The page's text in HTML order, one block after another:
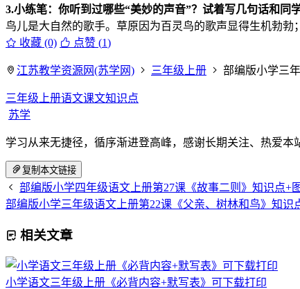
3.小练笔： 你听到过哪些“美妙的声音”？ 试着写几句话和同
鸟儿是大自然的歌手。草原因为百灵鸟的歌声显得生机勃
收藏 (0)
点赞 (1)
江苏教学资源网(苏学网) 三年级上册 部编版小学三
三年级上册语文课文知识点
苏学
学习从来无捷径，循序渐进登高峰，感谢长期关注、热爱本
复制本文链接
部编版小学四年级语文上册第27课《故事二则》知识点+
部编版小学三年级语文上册第22课《父亲、树林和鸟》知识
相关文章
小学语文三年级上册《必背内容+默写表》可下载打印